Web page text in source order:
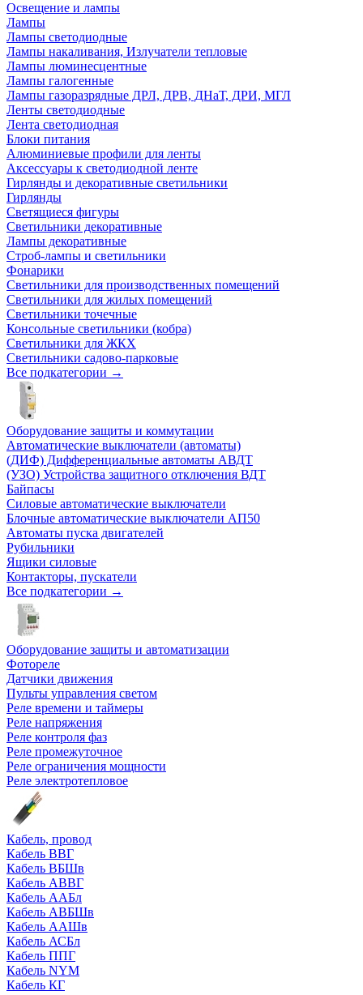
Освещение и лампы
Лампы
Лампы светодиодные
Лампы накаливания, Излучатели тепловые
Лампы люминесцентные
Лампы галогенные
Лампы газоразрядные ДРЛ, ДРВ, ДНаТ, ДРИ, МГЛ
Ленты светодиодные
Лента светодиодная
Блоки питания
Алюминиевые профили для ленты
Аксессуары к светодиодной ленте
Гирлянды и декоративные светильники
Гирлянды
Светящиеся фигуры
Светильники декоративные
Лампы декоративные
Строб-лампы и светильники
Фонарики
Светильники для производственных помещений
Светильники для жилых помещений
Светильники точечные
Консольные светильники (кобра)
Светильники для ЖКХ
Светильники садово-парковые
Все подкатегории →
Оборудование защиты и коммутации
Автоматические выключатели (автоматы)
(ДИФ) Дифференциальные автоматы АВДТ
(УЗО) Устройства защитного отключения ВДТ
Байпасы
Силовые автоматические выключатели
Блочные автоматические выключатели АП50
Автоматы пуска двигателей
Рубильники
Ящики силовые
Контакторы, пускатели
Все подкатегории →
Оборудование защиты и автоматизации
Фотореле
Датчики движения
Пульты управления светом
Реле времени и таймеры
Реле напряжения
Реле контроля фаз
Реле промежуточное
Реле ограничения мощности
Реле электротепловое
Кабель, провод
Кабель ВВГ
Кабель ВБШв
Кабель АВВГ
Кабель ААБл
Кабель АВБШв
Кабель ААШв
Кабель АСБл
Кабель ППГ
Кабель NYM
Кабель КГ